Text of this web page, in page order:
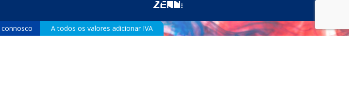
connosco A todos os valores adicionar IVA